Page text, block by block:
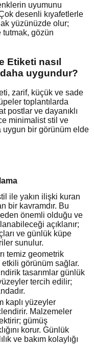
uyumunu
desenli kıyafetlerle
yüzünüzde olur;
tutmak, gözün
Etiketi nasıl
uygundur?
zarif, küçük ve sade
toplantılarda
postlar ve dayanıklı
minimalist stil ve
bir görünüm elde
ile yakın ilişki kuran
bir kavramdır. Bu
önemli olduğu ve
açıklanır;
ve günlük küpe
sunulur.
temiz geometrik
görünüm sağlar.
tasarımlar günlük
tercih edilir;
kaplı yüzeyler
Malzemeler
gümüş
korur. Günlük
ve bakım kolaylığı